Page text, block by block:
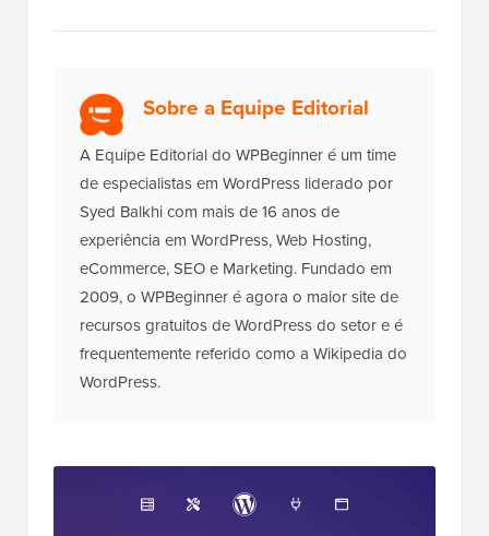
Sobre a Equipe Editorial
A Equipe Editorial do WPBeginner é um time
de especialistas em WordPress liderado por
Syed Balkhi com mais de 16 anos de
experiência em WordPress, Web Hosting,
eCommerce, SEO e Marketing. Fundado em
2009, o WPBeginner é agora o maior site de
recursos gratuitos de WordPress do setor e é
frequentemente referido como a Wikipedia do
WordPress.